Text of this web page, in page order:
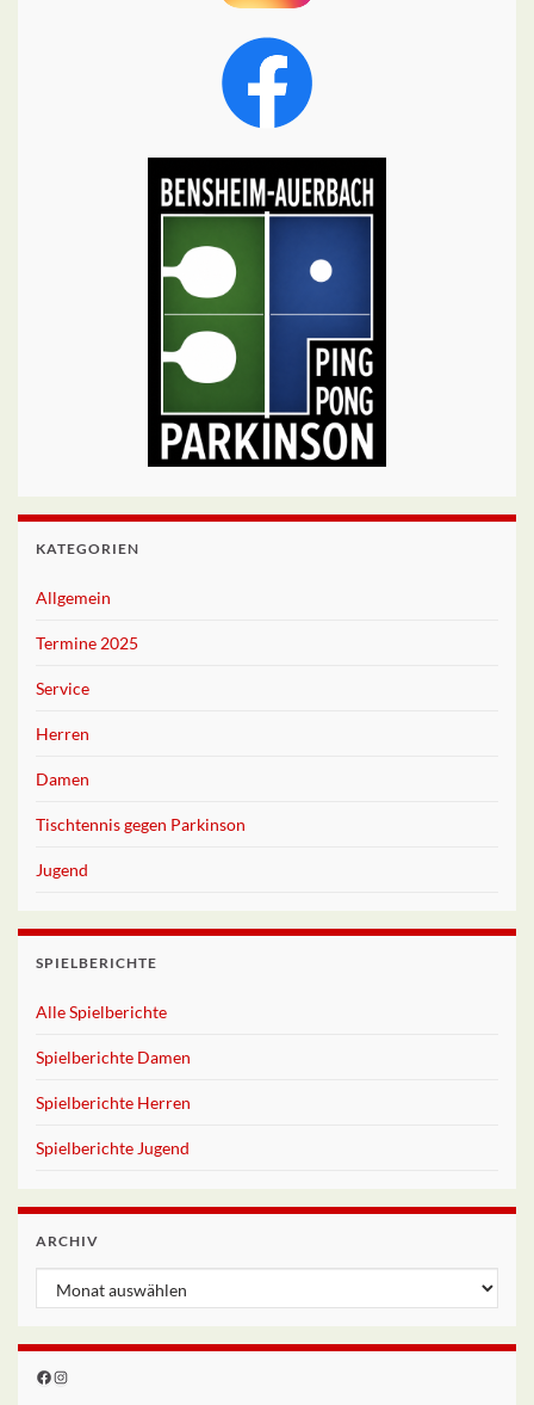
KATEGORIEN
Allgemein
Termine 2025
Service
Herren
Damen
Tischtennis gegen Parkinson
Jugend
SPIELBERICHTE
Alle Spielberichte
Spielberichte Damen
Spielberichte Herren
Spielberichte Jugend
ARCHIV
Archiv
Facebook
Instagram